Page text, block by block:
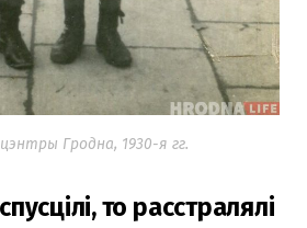
Гродна, 1930-я гг.
то расстралялі